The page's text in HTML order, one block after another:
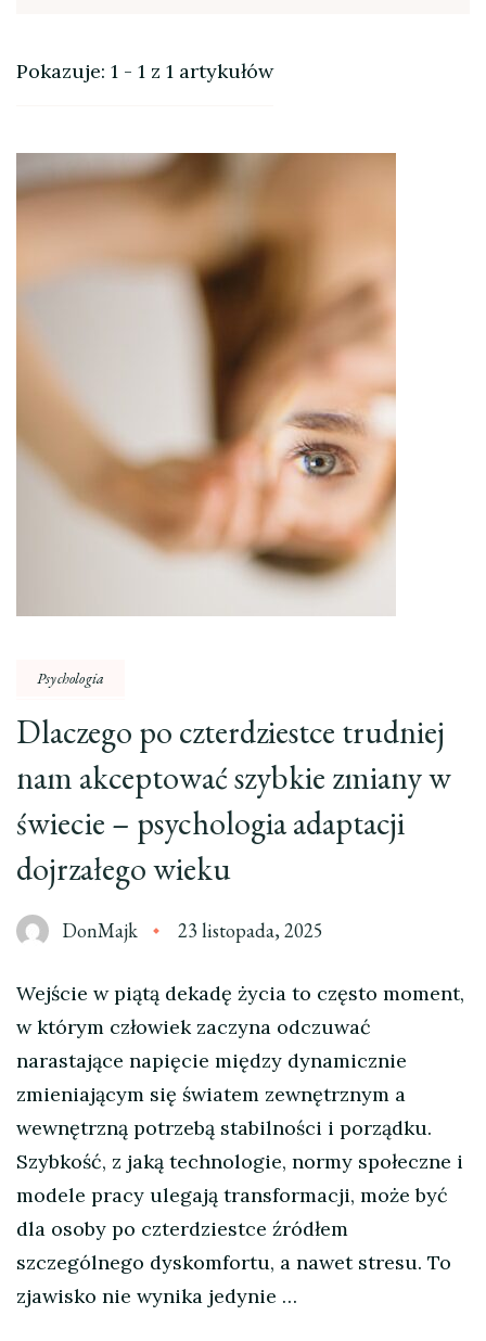
Pokazuje: 1 - 1 z 1 artykułów
Psychologia
Dlaczego po czterdziestce trudniej
nam akceptować szybkie zmiany w
świecie – psychologia adaptacji
dojrzałego wieku
DonMajk 23 listopada, 2025
Wejście w piątą dekadę życia to często moment,
w którym człowiek zaczyna odczuwać
narastające napięcie między dynamicznie
zmieniającym się światem zewnętrznym a
wewnętrzną potrzebą stabilności i porządku.
Szybkość, z jaką technologie, normy społeczne i
modele pracy ulegają transformacji, może być
dla osoby po czterdziestce źródłem
szczególnego dyskomfortu, a nawet stresu. To
zjawisko nie wynika jedynie …